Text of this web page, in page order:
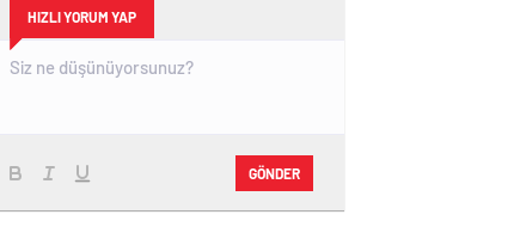
HIZLI YORUM YAP
GÖNDER